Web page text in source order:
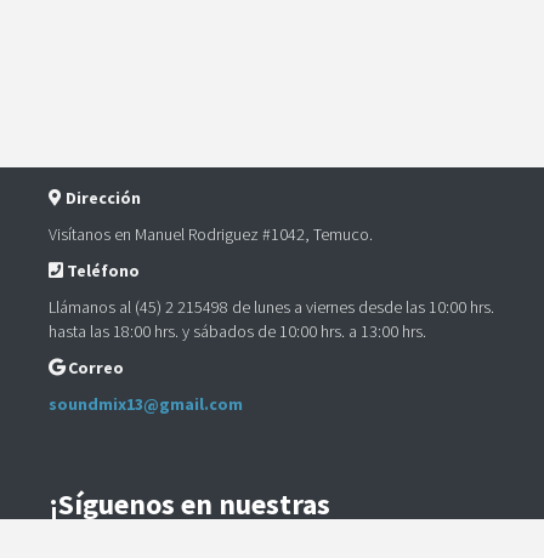
Dirección
Visítanos en Manuel Rodriguez #1042, Temuco.
Teléfono
Llámanos al (45) 2 215498 de lunes a viernes desde las 10:00 hrs.
hasta las 18:00 hrs. y sábados de 10:00 hrs. a 13:00 hrs.
Correo
soundmix13@gmail.com
¡Síguenos en nuestras